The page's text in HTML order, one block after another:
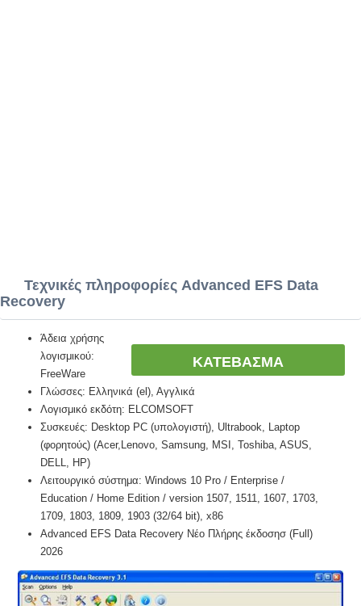
Τεχνικές πληροφορίες Advanced EFS Data
Recovery
ΚΑΤΕΒΑΣΜΑ
Άδεια χρήσης
λογισμικού:
FreeWare
Γλώσσες: Ελληνικά (el), Αγγλικά
Λογισμικό εκδότη: ELCOMSOFT
Συσκευές: Desktop PC (υπολογιστή), Ultrabook, Laptop
(φορητούς) (Acer,Lenovo, Samsung, MSI, Toshiba, ASUS,
DELL, HP)
Λειτουργικό σύστημα: Windows 10 Pro / Enterprise /
Education / Home Edition / version 1507, 1511, 1607, 1703,
1709, 1803, 1809, 1903 (32/64 bit), x86
Advanced EFS Data Recovery Νέο Πλήρης έκδοσησ (Full)
2026